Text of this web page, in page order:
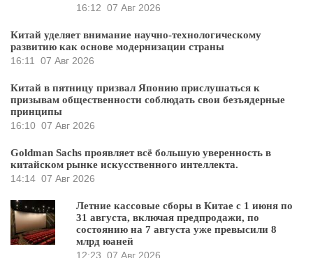
16:12 07 Авг 2026
Китай уделяет внимание научно-технологическому
развитию как основе модернизации страны
16:11
07 Авг 2026
Китай в пятницу призвал Японию прислушаться к
призывам общественности соблюдать свои безъядерные
принципы
16:10 07 Авг 2026
Goldman Sachs проявляет всё большую уверенность в
китайском рынке искусственного интеллекта.
14:14 07 Авг 2026
Летние кассовые сборы в Китае с 1 июня по
31 августа, включая предпродажи, по
состоянию на 7 августа уже превысили 8
млрд юаней
12:23 07 Авг 2026